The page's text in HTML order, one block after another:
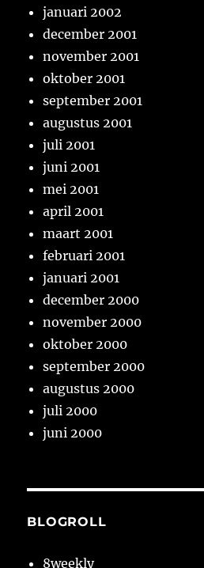
januari 2002
december 2001
november 2001
oktober 2001
september 2001
augustus 2001
juli 2001
juni 2001
mei 2001
april 2001
maart 2001
februari 2001
januari 2001
december 2000
november 2000
oktober 2000
september 2000
augustus 2000
juli 2000
juni 2000
BLOGROLL
8weekly